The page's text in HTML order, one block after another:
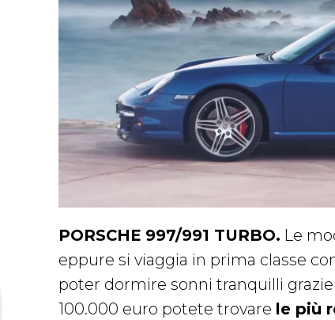
PORSCHE 997/991 TURBO. Le
eppure si viaggia in prima classe
poter dormire sonni tranquilli
100.000 euro potete trovare le più